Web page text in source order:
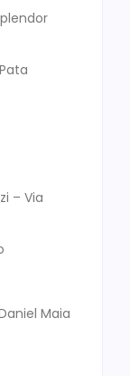
– Via
Maia